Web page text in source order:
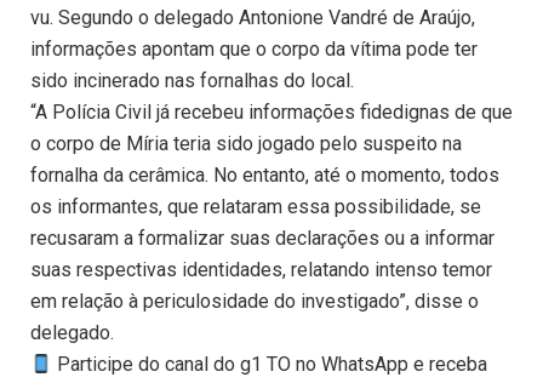
vu. Segundo o delegado Antonione Vandré de Araújo,
informações apontam que o corpo da vítima pode ter
sido incinerado nas fornalhas do local.
“A Polícia Civil já recebeu informações fidedignas de que
o corpo de Míria teria sido jogado pelo suspeito na
fornalha da cerâmica. No entanto, até o momento, todos
os informantes, que relataram essa possibilidade, se
recusaram a formalizar suas declarações ou a informar
suas respectivas identidades, relatando intenso temor
em relação à periculosidade do investigado”, disse o
delegado.
Participe do canal do g1 TO no WhatsApp e receba